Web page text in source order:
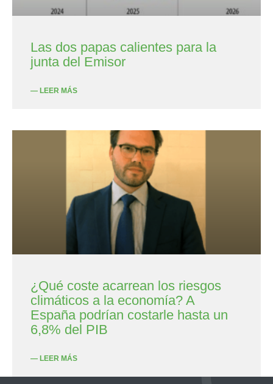
Las dos papas calientes para la
junta del Emisor
— LEER MÁS
¿Qué coste acarrean los riesgos
climáticos a la economía? A
España podrían costarle hasta un
6,8% del PIB
— LEER MÁS